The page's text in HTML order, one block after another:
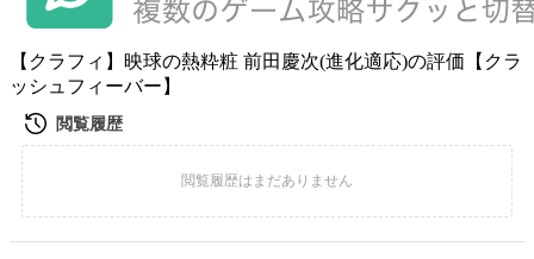
【クラフィ】映球の熱粋粧 前田慶次(進化適応)の評価【クラ
ッシュフィーバー】